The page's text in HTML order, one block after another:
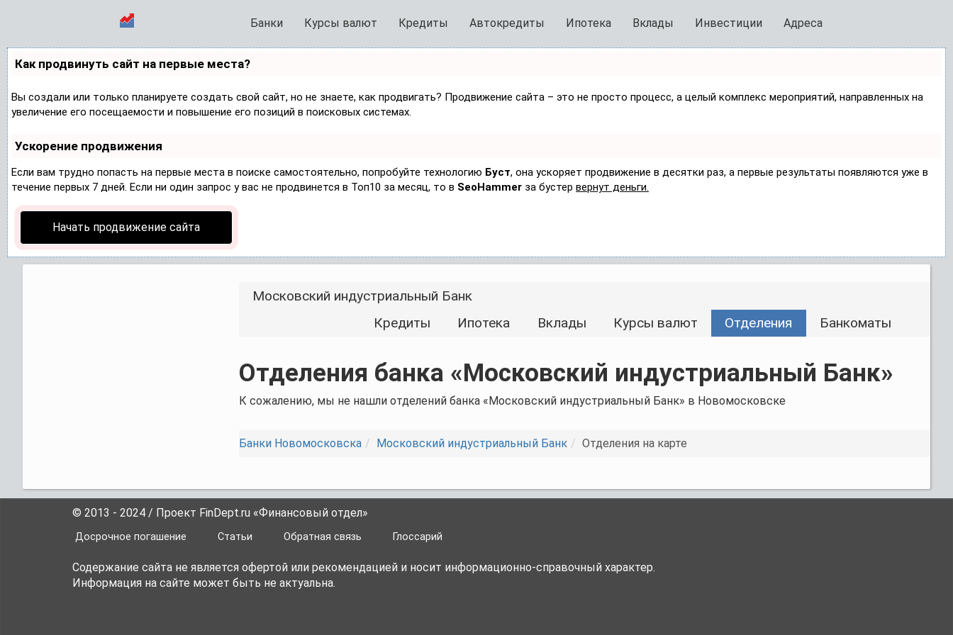
Банки Курсы валют Кредиты Автокредиты Ипотека Вклады Инвестиции Адреса
Как продвинуть сайт на первые места?
Вы создали или только планируете создать свой сайт, но не знаете, как продвигать? Продвижение сайта – это не просто процесс, а целый комплекс мероприятий, направленных на
увеличение его посещаемости и повышение его позиций в поисковых системах.
Ускорение продвижения
Если вам трудно попасть на первые места в поиске самостоятельно, попробуйте технологию Буст, она ускоряет продвижение в десятки раз, а первые результаты появляются уже в
течение первых 7 дней. Если ни один запрос у вас не продвинется в Топ10 за месяц, то в SeoHammer за бустер вернут деньги.
Начать продвижение сайта
Московский индустриальный Банк
Кредиты
Ипотека Вклады Курсы валют Отделения Банкоматы
Отделения банка «Московский индустриальный Банк»
К сожалению, мы не нашли отделений банка «Московский индустриальный Банк» в Новомосковске
Банки Новомосковска Московский индустриальный Банк Отделения на карте
© 2013 - 2024 / Проект FinDept.ru «Финансовый отдел»
Досрочное погашение Статьи Обратная связь Глоссарий
Содержание сайта не является офертой или рекомендацией и носит информационно-справочный характер.
Информация на сайте может быть не актуальна.